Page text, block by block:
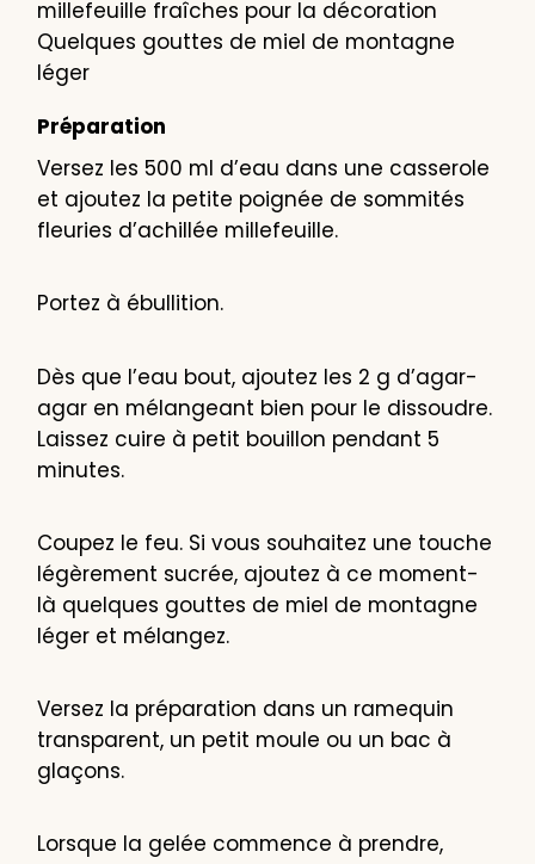
millefeuille fraîches pour la décoration
Quelques gouttes de miel de montagne
léger
Préparation
Versez les 500 ml d’eau dans une casserole
et ajoutez la petite poignée de sommités
fleuries d’achillée millefeuille.
Portez à ébullition.
Dès que l’eau bout, ajoutez les 2 g d’agar-
agar en mélangeant bien pour le dissoudre.
Laissez cuire à petit bouillon pendant 5
minutes.
Coupez le feu. Si vous souhaitez une touche
légèrement sucrée, ajoutez à ce moment-
là quelques gouttes de miel de montagne
léger et mélangez.
Versez la préparation dans un ramequin
transparent, un petit moule ou un bac à
glaçons.
Lorsque la gelée commence à prendre,